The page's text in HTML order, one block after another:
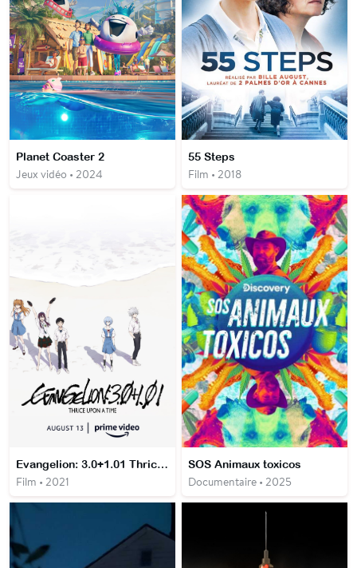
Planet Coaster 2
Jeux vidéo • 2024
55 Steps
Film • 2018
Evangelion: 3.0+1.01 Thrice Upon a Time
Film • 2021
SOS Animaux toxicos
Documentaire • 2025